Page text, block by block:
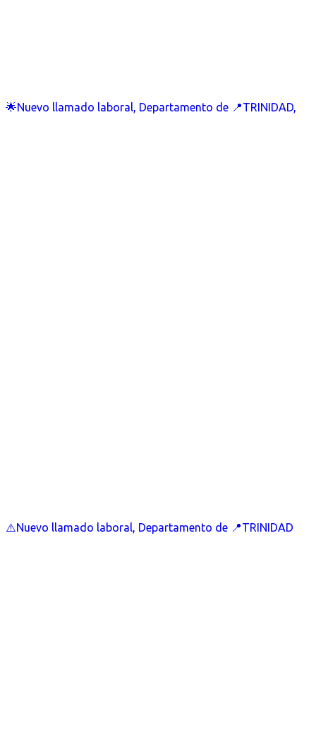
🌟Nuevo llamado laboral, Departamento de 📍TRINIDAD,
⚠️Nuevo llamado laboral, Departamento de 📍TRINIDAD